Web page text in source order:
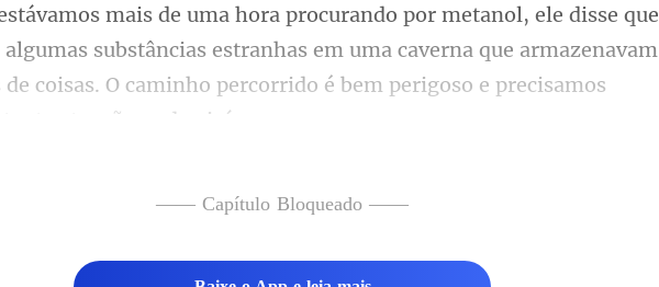
algumas substâncias estranhas em uma caverna que armazenavam
coisas. O
—— Capítulo Bloqueado ——